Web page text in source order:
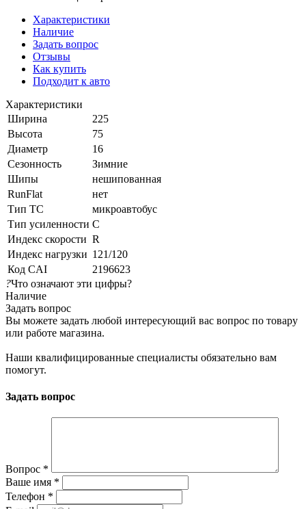
Характеристики
Наличие
Задать вопрос
Отзывы
Как купить
Подходит к авто
Характеристики
Ширина
225
Высота
75
Диаметр
16
Сезонность
Зимние
Шипы
нешипованная
RunFlat
нет
Тип ТС
микроавтобус
Тип усиленности C
Индекс скорости R
Индекс нагрузки 121/120
Код CAI
2196623
?Что означают эти цифры?
Наличие
Задать вопрос
Вы можете задать любой интересующий вас вопрос по товару
или работе магазина.
Наши квалифицированные специалисты обязательно вам
помогут.
Задать вопрос
Вопрос *
Ваше имя *
Телефон *